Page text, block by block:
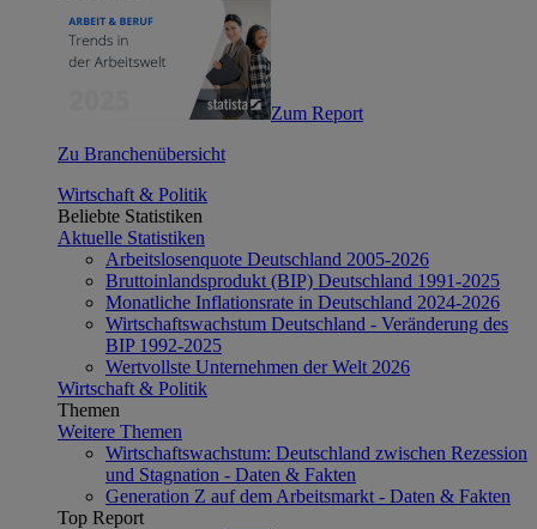
Zum Report
Zu Branchenübersicht
Wirtschaft & Politik
Beliebte Statistiken
Aktuelle Statistiken
Arbeitslosenquote Deutschland 2005-2026
Bruttoinlandsprodukt (BIP) Deutschland 1991-2025
Monatliche Inflationsrate in Deutschland 2024-2026
Wirtschaftswachstum Deutschland - Veränderung des
BIP 1992-2025
Wertvollste Unternehmen der Welt 2026
Wirtschaft & Politik
Themen
Weitere Themen
Wirtschaftswachstum: Deutschland zwischen Rezession
und Stagnation - Daten & Fakten
Generation Z auf dem Arbeitsmarkt - Daten & Fakten
Top Report